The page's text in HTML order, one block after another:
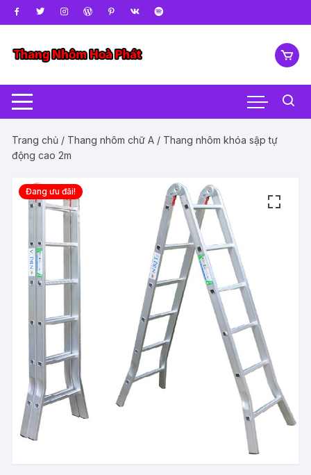
Chuyển
tới
dung
Trang chủ / Thang nhôm chữ A / Thang nhôm khóa sập tự
động cao 2m
Đang ưu đãi!